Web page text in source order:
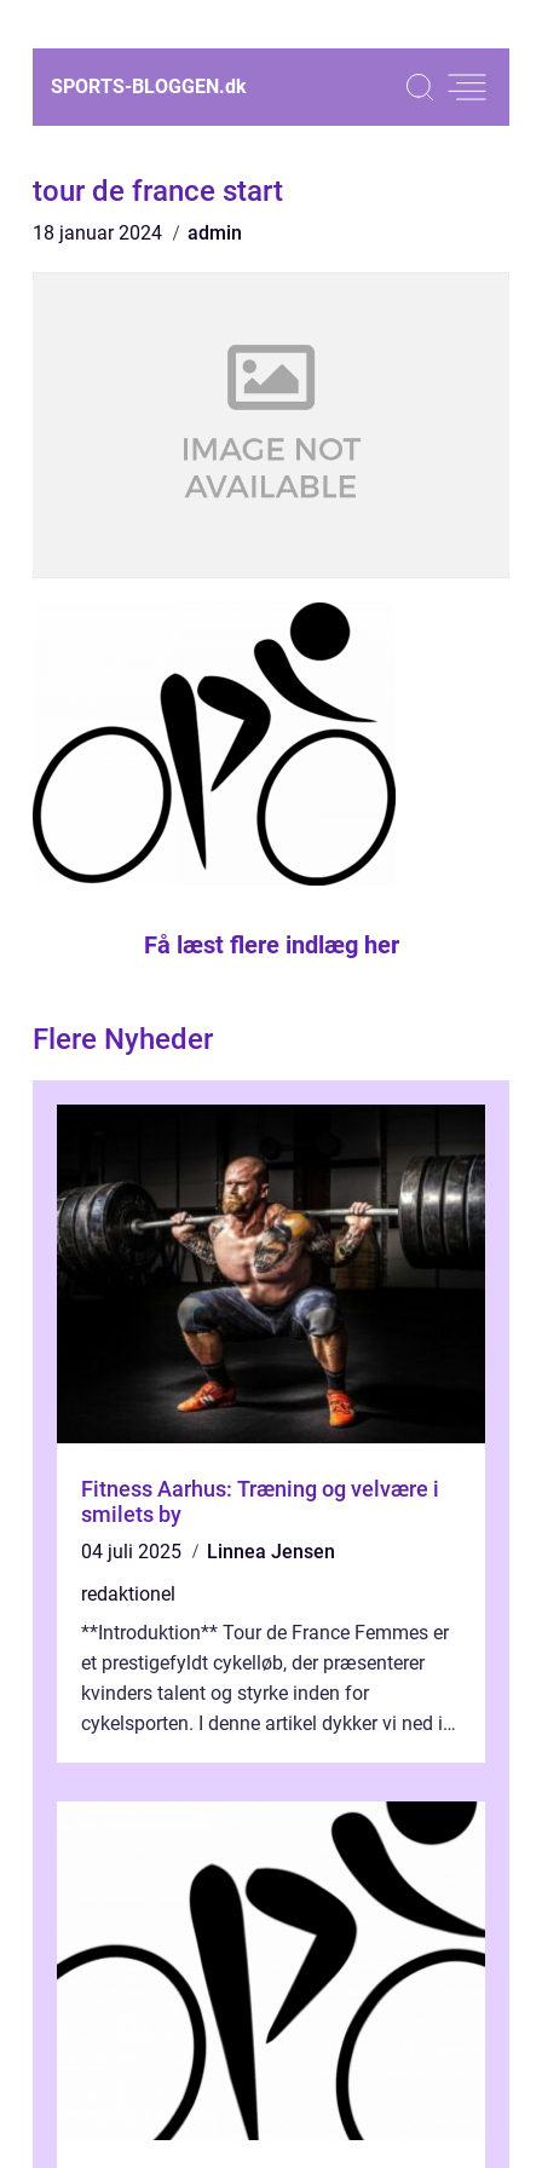
SPORTS-BLOGGEN.dk
tour de france start
18 januar 2024 admin
Få læst flere indlæg her
Flere Nyheder
Fitness Aarhus: Træning og velvære i
smilets by
04 juli 2025
Linnea Jensen
redaktionel
**Introduktion** Tour de France Femmes er
et prestigefyldt cykelløb, der præsenterer
kvinders talent og styrke inden for
cykelsporten. I denne artikel dykker vi ned i